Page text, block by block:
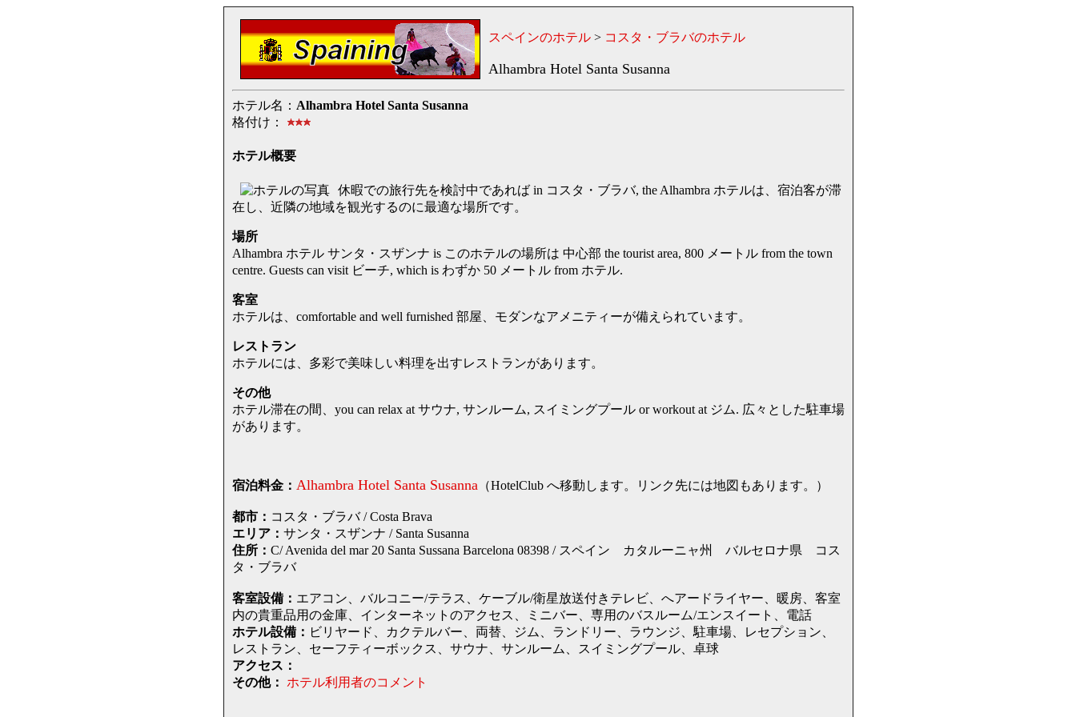
スペインのホテル> コスタ・ブラバのホテル
Alhambra Hotel Santa Susanna
ホテル名： Alhambra Hotel Santa Susanna
格付け：
ホテル概要
休暇での旅行先を検討中であれば in コスタ・ブラバ, the Alhambra ホテルは、宿泊客が滞
在し、近隣の地域を観光するのに最適な場所です。
場所
Alhambra ホテル サンタ・スザンナ is このホテルの場所は 中心部 the tourist area, 800 メートル from the town
centre. Guests can visit ビーチ, which is わずか 50 メートル from ホテル.
客室
ホテルは、comfortable and well furnished 部屋、モダンなアメニティーが備えられています。
レストラン
ホテルには、多彩で美味しい料理を出すレストランがあります。
その他
ホテル滞在の間、you can relax at サウナ, サンルーム, スイミングプール or workout at ジム. 広々とした駐車場
があります。
宿泊料金： Alhambra Hotel Santa Susanna （HotelClub へ移動します。リンク先には地図もあります。）
都市： コスタ・ブラバ / Costa Brava
エリア： サンタ・スザンナ / Santa Susanna
住所： C/ Avenida del mar 20 Santa Sussana Barcelona 08398 / スペイン カタルーニャ州 バルセロナ県 コス
タ・ブラバ
客室設備： エアコン、バルコニー/テラス、ケーブル/衛星放送付きテレビ、へアードライヤー、暖房、客室
内の貴重品用の金庫、インターネットのアクセス、ミニバー、専用のバスルーム/エンスイート、電話
ホテル設備： ビリヤード、カクテルバー、両替、ジム、ランドリー、ラウンジ、駐車場、レセプション、
レストラン、セーフティーボックス、サウナ、サンルーム、スイミングプール、卓球
アクセス：
その他：
ホテル利用者のコメント